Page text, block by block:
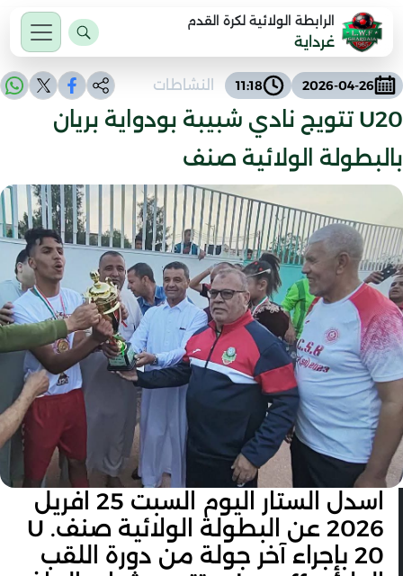
الرابطة الولائية لكرة القدم
غرداية
2026-04-26
11:18 النشاطات
U20 تتويج نادي شبيبة بودواية بريان
بالبطولة الولائية صنف
اسدل الستار اليوم السبت 25 افريل
2026 عن البطولة الولائية صنف. U
20 بإجراء آخر جولة من دورة اللقب